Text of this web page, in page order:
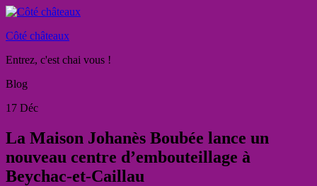
Côté châteaux
Entrez, c'est chai vous !
Blog
17 Déc
La Maison Johanès Boubée lance un
nouveau centre d’embouteillage à
Beychac-et-Caillau